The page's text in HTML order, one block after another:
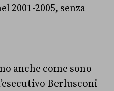
2001-2005, senza
anche come sono
Berlusconi